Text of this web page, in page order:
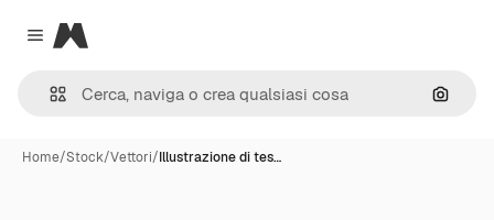
Close menu
Magnific
Cerca
Home/Stock/Vettori/Illustrazione di tes…